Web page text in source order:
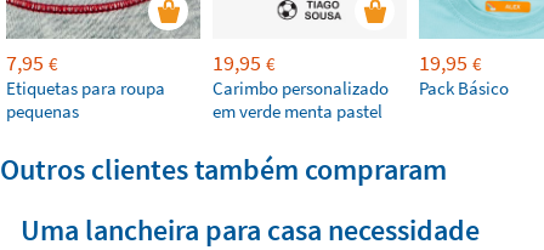
7,95 €
Etiquetas para roupa
pequenas
19,95 €
Carimbo personalizado
em verde menta pastel
19,95 €
Pack Básico
Outros clientes também compraram
Uma lancheira para casa necessidade